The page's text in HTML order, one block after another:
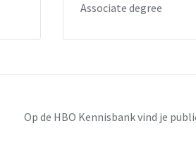
Associate degree
Op de HBO Kennisbank vind je